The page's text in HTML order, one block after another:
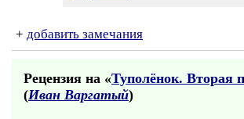
+ добавить замечания
Рецензия на «Туполёнок. Вторая
(Иван Варгатый)